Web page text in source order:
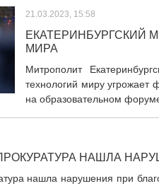
21.03.2023, 15:58
ЕКАТЕРИНБУРГСКИЙ
МИРА
Митрополит
технологий миру угрожает
на образовательном
НАШЛА
нашла нарушения при